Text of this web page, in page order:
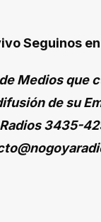
Seguinos
Medios
de su
3435-